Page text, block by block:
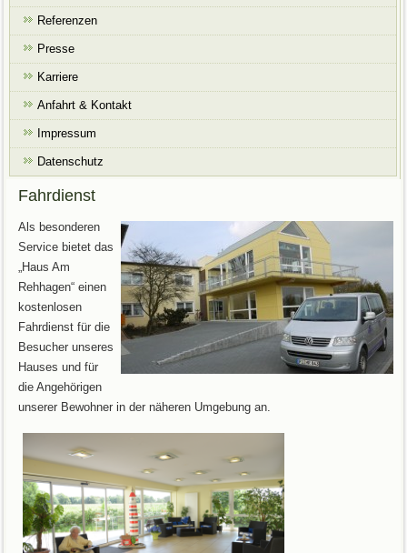
Referenzen
Presse
Karriere
Anfahrt & Kontakt
Impressum
Datenschutz
Fahrdienst
Als besonderen
Service bietet das
„Haus Am
Rehhagen“ einen
kostenlosen
Fahrdienst für die
Besucher unseres
Hauses und für
die Angehörigen
unserer Bewohner in der näheren Umgebung an.